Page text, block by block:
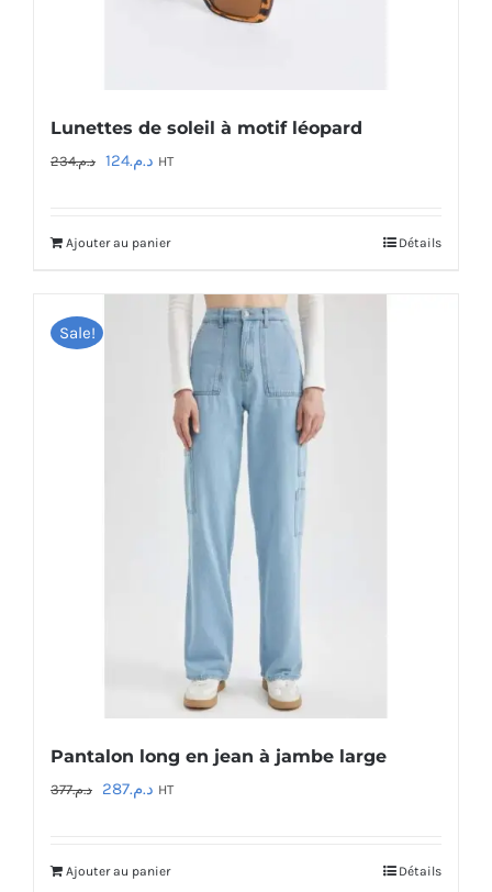
Lunettes de soleil à motif léopard
د.م.234
Le
était :
د.م.124
Le
est :
HT
Ajouter au panier Détails
Sale!
Pantalon long en jean à jambe large
د.م.377
Le
était :
د.م.287
Le
est :
HT
Ajouter au panier Détails